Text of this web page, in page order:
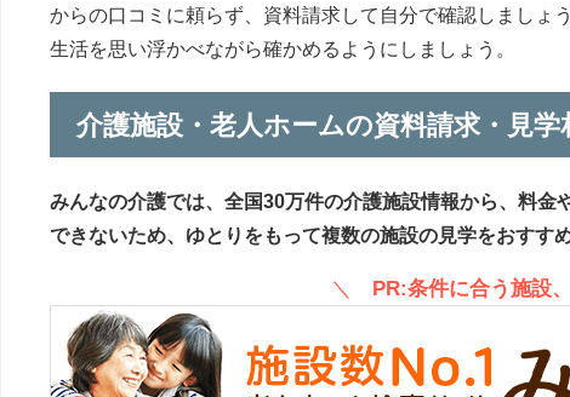
からの口コミに頼らず、資料請求して自分で確認しましょ
生活を思い浮かべながら確かめるようにしましょう。
介護施設・老人ホームの資料請求・見
みんなの介護では、全国30万件の介護施設情報から、料金
できないため、ゆとりをもって複数の施設の見学をおすすめ
＼ PR:条件に合う施設